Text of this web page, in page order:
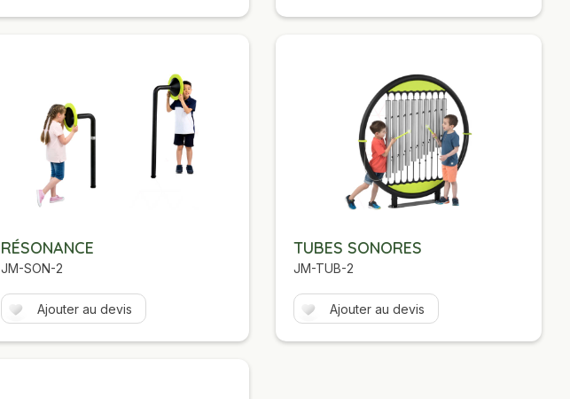
RÉSONANCE
JM-SON-2
Ajouter au devis
TUBES SONORES
JM-TUB-2
Ajouter au devis